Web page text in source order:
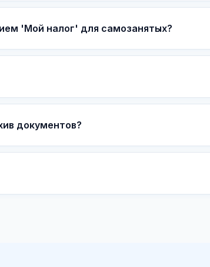
'Мой налог' для самозанятых?
документов?